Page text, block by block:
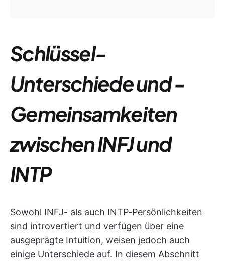
Schlüssel-
Unterschiede und -
Gemeinsamkeiten
zwischen INFJ und
INTP
Sowohl INFJ- als auch INTP-Persönlichkeiten
sind introvertiert und verfügen über eine
ausgeprägte Intuition, weisen jedoch auch
einige Unterschiede auf. In diesem Abschnitt